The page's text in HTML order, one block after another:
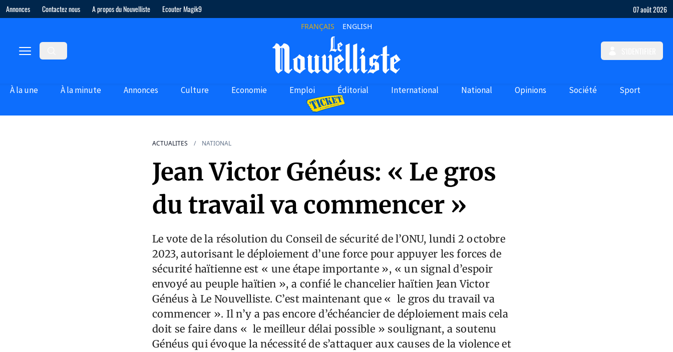
Annonces Contactez nous A propos du Nouvelliste Ecouter Magik9 07 août 2026
FRANÇAIS ENGLISH
À la une À la minute Annonces Culture Economie Emploi Éditorial International National Opinions Société Sport
ACTUALITES NATIONAL
Jean Victor Généus: « Le gros
du travail va commencer »
Le vote de la résolution du Conseil de sécurité de l’ONU, lundi 2 octobre
2023, autorisant le déploiement d’une force pour appuyer les forces de
sécurité haïtienne est « une étape importante », « un signal d’espoir
envoyé au peuple haïtien », a confié le chancelier haïtien Jean Victor
Généus à Le Nouvelliste. C’est maintenant que « le gros du travail va
commencer ». Il n’y a pas encore d’échéancier de déploiement mais cela
doit se faire dans « le meilleur délai possible » soulignant, a soutenu
Généus qui évoque la nécessité de s’attaquer aux causes de la violence et